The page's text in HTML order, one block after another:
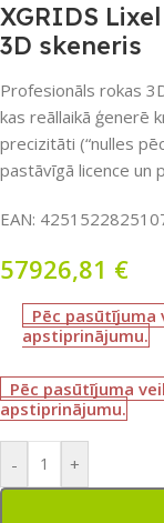
XGRIDS
3D skeneris
Profesionāls rokas
kas reāllaikā ģenerē
precizitāti (“nulles
pastāvīgā licence un
EAN:
57926,81 €
Pēc
apstiprinājumu.
Pēc pasūtījuma
apstiprinājumu.
- +